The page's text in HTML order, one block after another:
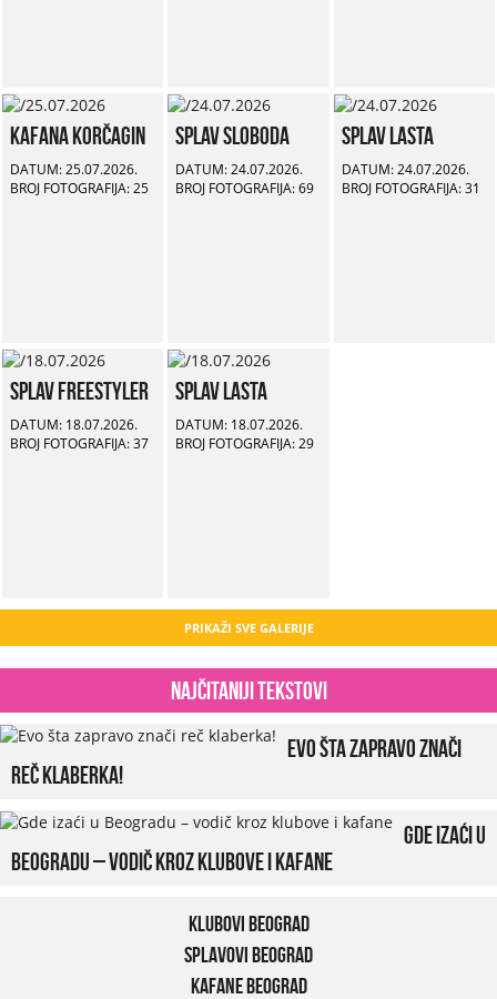
Kafana Korčagin
DATUM: 25.07.2026.
BROJ FOTOGRAFIJA: 25
Splav Sloboda
DATUM: 24.07.2026.
BROJ FOTOGRAFIJA: 69
Splav Lasta
DATUM: 24.07.2026.
BROJ FOTOGRAFIJA: 31
Splav Freestyler
DATUM: 18.07.2026.
BROJ FOTOGRAFIJA: 37
Splav Lasta
DATUM: 18.07.2026.
BROJ FOTOGRAFIJA: 29
PRIKAŽI SVE GALERIJE
Najčitaniji tekstovi
Evo šta zapravo znači
reč klaberka!
Gde izaći u
Beogradu – vodič kroz klubove i kafane
Klubovi Beograd
Splavovi Beograd
Kafane Beograd